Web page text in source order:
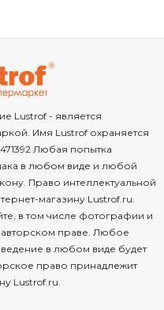
Lustrof - является
Имя Lustrof охраняется
Любая попытка
в любом виде и любой
Право интеллектуальной
магазину Lustrof.ru.
в том числе фотографии и
праве. Любое
в любом виде будет
право принадлежит
Lustrof.ru.